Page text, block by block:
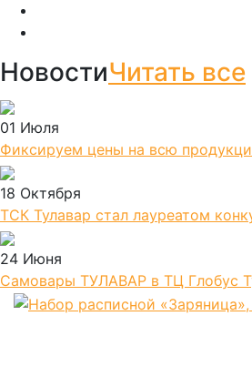
НовостиЧитать все
01 Июля
Фиксируем цены на всю
18 Октября
ТСК Тулавар стал лауреатом
24 Июня
Самовары ТУЛАВАР в ТЦ Глобус